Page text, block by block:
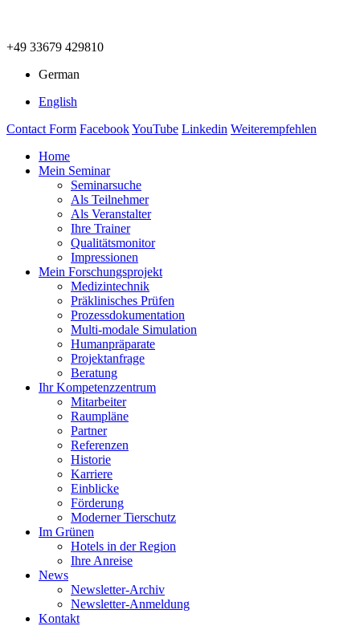
+49 33679 429810
German
English
Contact Form FacebookYouTube Linkedin Weiterempfehlen
Home
Mein Seminar
Seminarsuche
Als Teilnehmer
Als Veranstalter
Ihre Trainer
Qualitätsmonitor
Impressionen
Mein Forschungsprojekt
Medizintechnik
Präklinisches Prüfen
Prozessdokumentation
Multi-modale Simulation
Humanpräparate
Projektanfrage
Beratung
Ihr Kompetenzzentrum
Mitarbeiter
Raumpläne
Partner
Referenzen
Historie
Karriere
Einblicke
Förderung
Moderner Tierschutz
Im Grünen
Hotels in der Region
Ihre Anreise
News
Newsletter-Archiv
Newsletter-Anmeldung
Kontakt